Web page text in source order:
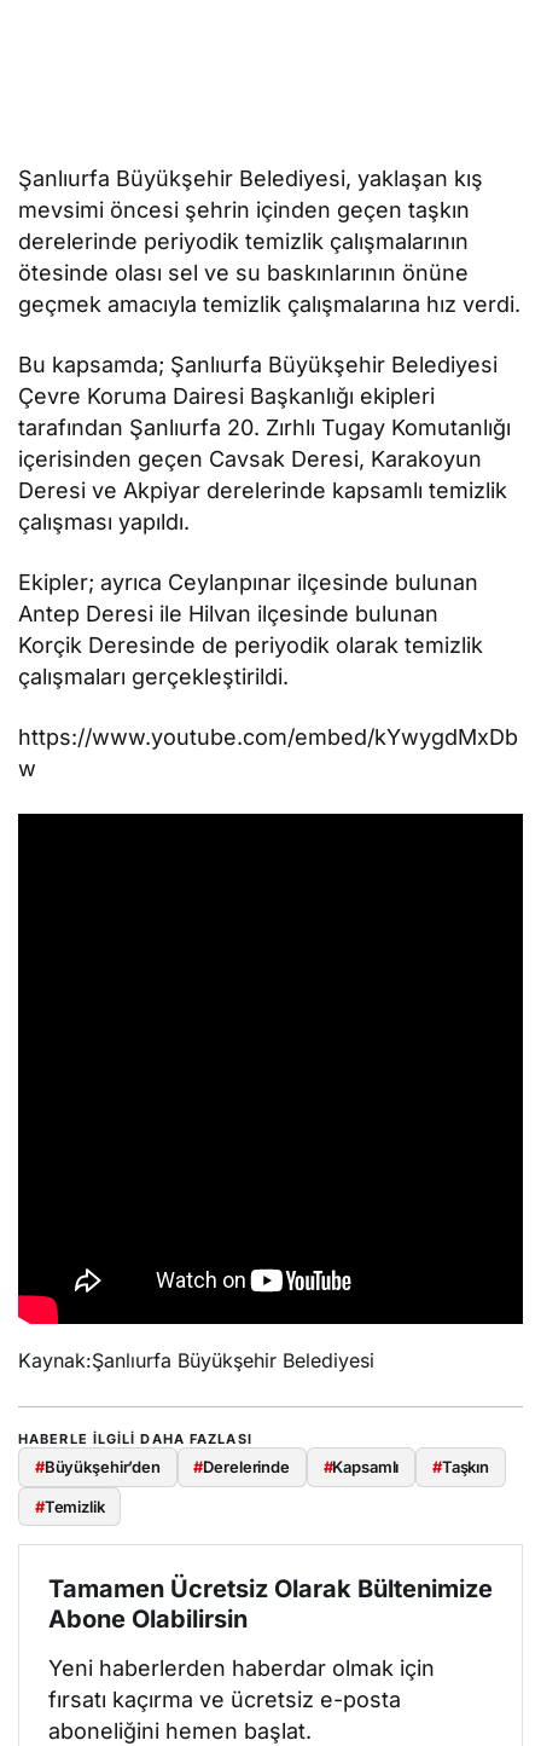
Şanlıurfa Büyükşehir Belediyesi, yaklaşan kış
mevsimi öncesi şehrin içinden geçen taşkın
derelerinde periyodik temizlik çalışmalarının
ötesinde olası sel ve su baskınlarının önüne
geçmek amacıyla temizlik çalışmalarına hız verdi.
Bu kapsamda; Şanlıurfa Büyükşehir Belediyesi
Çevre Koruma Dairesi Başkanlığı ekipleri
tarafından Şanlıurfa 20. Zırhlı Tugay Komutanlığı
içerisinden geçen Cavsak Deresi, Karakoyun
Deresi ve Akpiyar derelerinde kapsamlı temizlik
çalışması yapıldı.
Ekipler; ayrıca Ceylanpınar ilçesinde bulunan
Antep Deresi ile Hilvan ilçesinde bulunan
Korçik Deresinde de periyodik olarak temizlik
çalışmaları gerçekleştirildi.
https://www.youtube.com/embed/kYwygdMxDb
w
Kaynak:Şanlıurfa Büyükşehir Belediyesi
HABERLE ILGILI DAHA FAZLASI
#Büyükşehir’den #Derelerinde #Kapsamlı #Taşkın
#Temizlik
Tamamen Ücretsiz Olarak Bültenimize
Abone Olabilirsin
Yeni haberlerden haberdar olmak için
fırsatı kaçırma ve ücretsiz e-posta
aboneliğini hemen başlat.